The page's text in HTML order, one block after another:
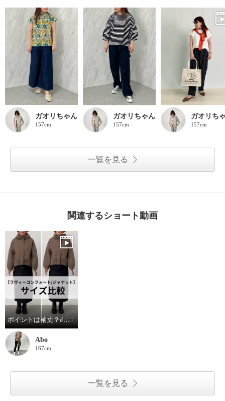
ガオリちゃん
157cm
ガオリちゃん
157cm
ガオリち
157cm
一覧を見る
関連するショート動画
ポイントは袖丈？#サイズ比較
Abo
167cm
一覧を見る